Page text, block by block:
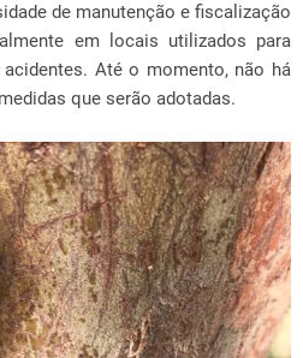
de manutenção e fiscalização
em locais utilizados para
Até o momento, não há
que serão adotadas.